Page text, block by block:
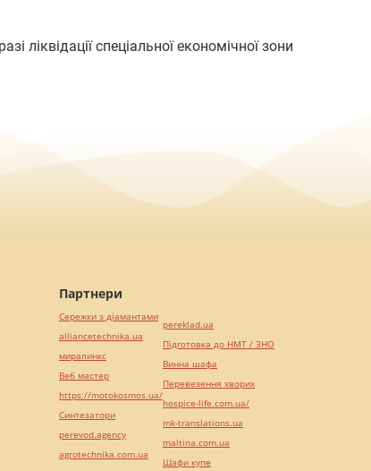
ліквідації спеціальної економічної зони
Партнери
Сережки з діамантами
alliancetechnika.ua
миралинкс
Веб мастер
https://motokosmos.ua/
Синтезатори
perevod.agency
agrotechnika.com.ua
pereklad.ua
Підготовка до НМТ / ЗНО
Винна шафа
Перевезення хворих
hospice-life.com.ua/
mk-translations.ua
maltina.com.ua
Шафи купе